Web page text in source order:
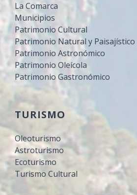
La Comarca
Municipios
Patrimonio Cultural
Patrimonio Natural y Paisajístico
Patrimonio Astronómico
Patrimonio Oleícola
Patrimonio Gastronómico
TURISMO
Oleoturismo
Astroturismo
Ecoturismo
Turismo Cultural